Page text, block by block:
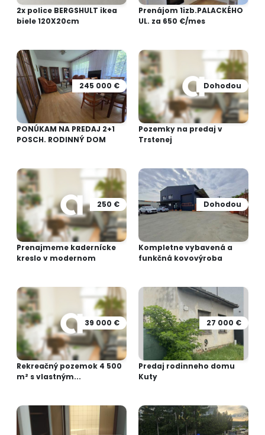
2x police BERGSHULT ikea
biele 120X20cm
Prenájom 1izb.PALACKÉHO
UL. za 650 €/mes
245 000 €
PONÚKAM NA PREDAJ 2+1
POSCH. RODINNÝ DOM
Dohodou
Pozemky na predaj v
Trstenej
250 €
Prenajmeme kadernícke
kreslo v modernom
Dohodou
Kompletne vybavená a
funkčná kovovýroba
39 000 €
Rekreačný pozemok 4 500
m² s vlastným...
27 000 €
Predaj rodinneho domu
Kuty